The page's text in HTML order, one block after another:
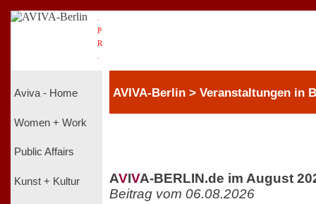
P
R
Aviva - Home
Women + Work
Public Affairs
Kunst + Kultur
AVIVA-Berlin > Veranstaltungen in
AVIVA-BERLIN.de im August
Beitrag vom 06.08.2026